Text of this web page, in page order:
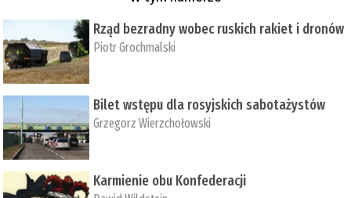
Rząd bezradny wobec ruskich rakiet i dronów
Piotr Grochmalski
Bilet wstępu dla rosyjskich sabotażystów
Grzegorz Wierzchołowski
Karmienie obu Konfederacji